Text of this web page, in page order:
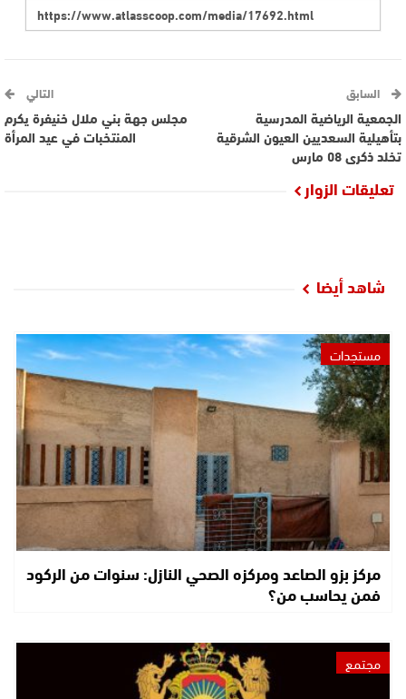
السابق
الجمعية الرياضية المدرسية
بتأهيلية السعديين العيون الشرقية
تخلد ذكرى 08 مارس
التالي
مجلس جهة بني ملال خنيفرة يكرم
المنتخبات في عيد المرأة
تعليقات الزوار
شاهد أيضا
مستجدات
مركز بزو الصاعد ومركزه الصحي النازل: سنوات من الركود
فمن يحاسب من؟
مجتمع